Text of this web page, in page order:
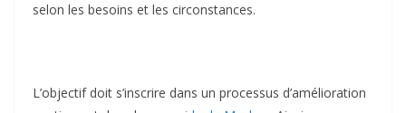
selon les besoins et les circonstances.
L’objectif doit s’inscrire dans un processus d’amélioration